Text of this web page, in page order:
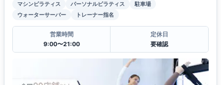
マシンピラティス パーソナルピラティス
駐車場
ウォーターサーバー
トレーナー指名
営業時間
9:00〜21:00
定休日
要確認